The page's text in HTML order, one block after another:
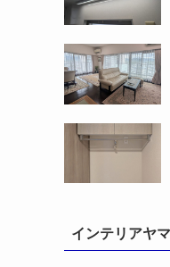
インテリアヤ